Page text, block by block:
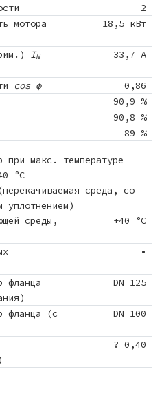
2
мотора
18,5 кВт
IN 33,7 A
cos φ
0,86
90,9 %
90,8 %
89 %
при макс. температуре
°C
среда, со
уплотнением)
среды,
+40 °C
•
фланца
DN 125
фланца (с
DN 100
? 0,40